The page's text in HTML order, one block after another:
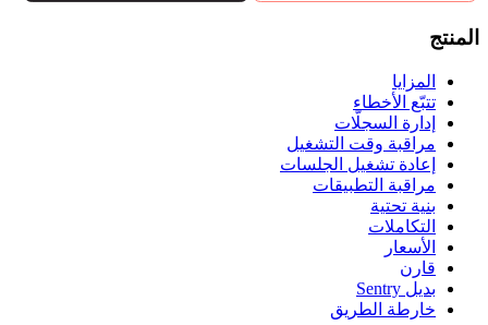
المنتج
المزايا
تتبّع الأخطاء
إدارة السجلّات
مراقبة وقت التشغيل
إعادة تشغيل الجلسات
مراقبة التطبيقات
بنية تحتية
التكاملات
الأسعار
قارن
بديل Sentry
خارطة الطريق